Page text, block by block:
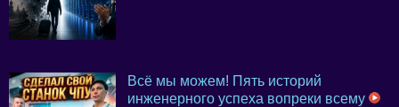
Всё мы можем! Пять историй
инженерного успеха вопреки всему